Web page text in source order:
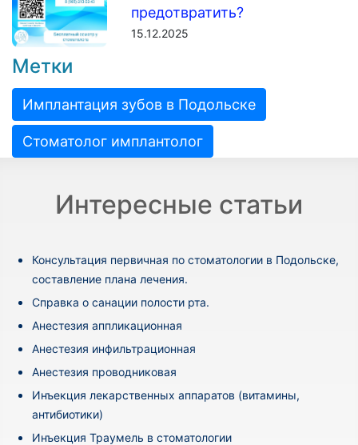
предотвратить?
15.12.2025
Метки
Имплантация зубов в Подольске
Стоматолог имплантолог
Интересные статьи
Консультация первичная по стоматологии в Подольске,
составление плана лечения.
Cправка о санации полости рта.
Анестезия аппликационная
Анестезия инфильтрационная
Анестезия проводниковая
Инъекция лекарственных аппаратов (витамины,
антибиотики)
Инъекция Траумель в стоматологии